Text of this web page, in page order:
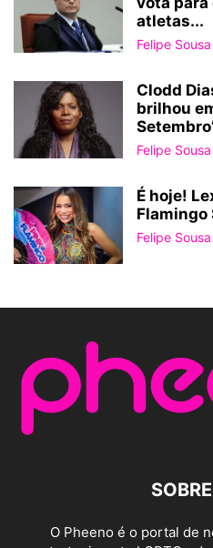
atletas...
Felipe Sousa
Clodd
brilhou
Felipe Sousa
É hoje!
Flamingo
Felipe Sousa
O Pheeno é o portal de